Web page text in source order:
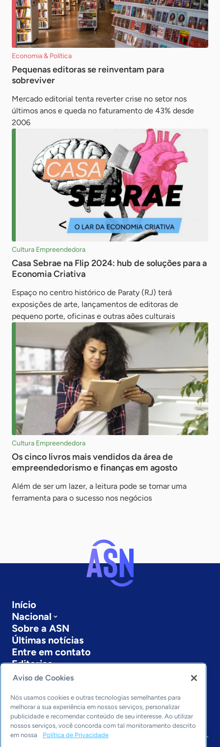
Economia & Política
Pequenas editoras se reinventam para
sobreviver
Mercado editorial tenta reverter crise no setor nos
últimos anos e queda no faturamento de 43% desde
2006
Cultura Empreendedora
Casa Sebrae na Flip 2024: hub de soluções para a
Economia Criativa
Espaço no centro histórico de Paraty (RJ) terá
exposições de arte, lançamentos de editoras de
pequeno porte, oficinas e outras aões culturais
Cultura Empreendedora
Os cinco livros mais vendidos da área de
empreendedorismo e finanças em agosto
Além de ser um lazer, a leitura pode se tornar uma
ferramenta para o sucesso nos negócios
Início
Nacional
Sobre a ASN
Últimas notícias
Entre em contato
Editorias
Economia & Política
Inovação & Tecnologia
Cultura empreendedora
Dados
Arquivo
Aviso de Cookies
Nós usamos cookies e outras tecnologias semelhantes para
melhorar a sua experiência em nossos serviços, personalizar
publicidade e recomendar conteúdo de seu interesse. Ao utilizar
nossos serviços, você concorda com tal monitoramento descrito
em nossa
Política de Privacidade